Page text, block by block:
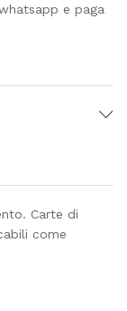
e paga
Carte di
come